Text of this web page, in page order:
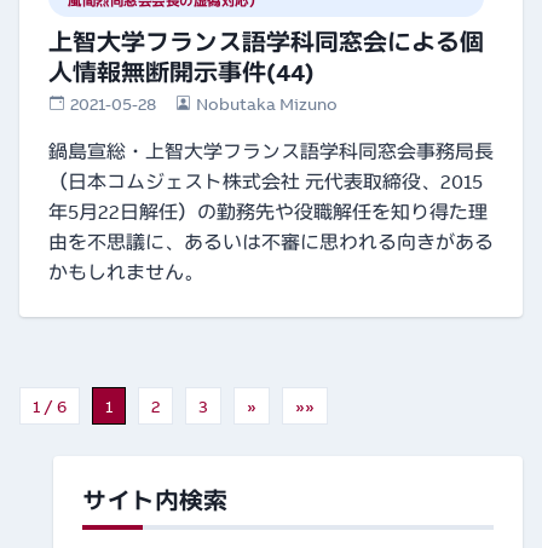
上智大学フランス語学科同窓会による個
人情報無断開示事件(44)
2021-05-28 Nobutaka Mizuno
鍋島宣総・上智大学フランス語学科同窓会事務局長
（日本コムジェスト株式会社 元代表取締役、2015
年5月22日解任）の勤務先や役職解任を知り得た理
由を不思議に、あるいは不審に思われる向きがある
かもしれません。
1 / 6 1 2 3 » »»
サイト内検索